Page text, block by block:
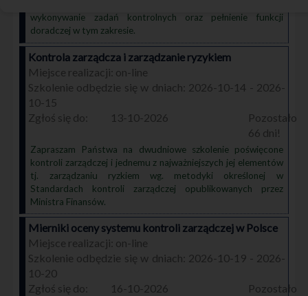
wykonywanie zadań kontrolnych oraz pełnienie funkcji
doradczej w tym zakresie.
Kontrola zarządcza i zarządzanie ryzykiem
on-line
2026-10-14 - 2026-
10-15
13-10-2026
66
Zapraszam Państwa na dwudniowe szkolenie poświęcone
kontroli zarządczej i jednemu z najważniejszych jej elementów
tj. zarządzaniu ryzkiem wg. metodyki określonej w
Standardach kontroli zarządczej opublikowanych przez
Ministra Finansów.
Mierniki oceny systemu kontroli zarządczej w Polsce
on-line
2026-10-19 - 2026-
10-20
16-10-2026